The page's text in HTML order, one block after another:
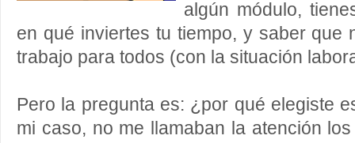
algún módulo,
en qué inviertes tu tiempo, y saber que
trabajo para todos (con la situación
Pero la pregunta es: ¿por qué elegiste
mi caso, no me llamaban la atención